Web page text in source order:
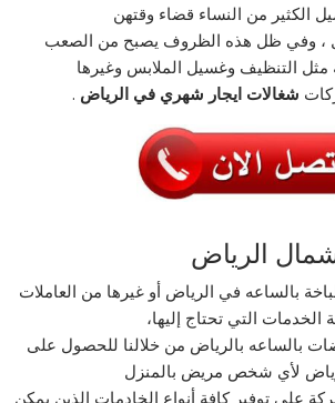
الكثير من النساء قضاء وقتهن
، وفي ظل هذه الظروف يصبح من الصعب
مثل التنظيف وغسيل الملابس وغيرها
شغالات ايجار شهري في الرياض .
الرياض
بالساعه في الرياض أو غيرها من العاملات
التي تحتاج إليها،
بالساعه بالرياض من خلالنا للحصول على
لأي شخص مريض بالمنزل
على توفير كافة أنواع الخادمات الذين يمكن